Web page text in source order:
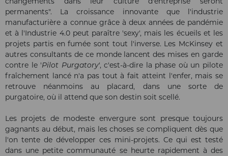
permanents". La croissance innovante que l'industrie
manufacturière a connue grâce à deux années de pandémie
et à l'Industrie 4.0 peut paraître 'sexy', mais les écueils et les
projets partis en fumée sont tout l'inverse. Les McKinsey et
autres consultants de ce monde lancent des mises en garde
contre le 'Pilot Purgatory', c'est-à-dire la phase où un pilote
fraîchement lancé n'a pas tout à fait atteint l'enfer, mais se
retrouve néanmoins au placard, dans une sorte de
purgatoire, où il attend que son destin soit scellé.
Les projets de modeste envergure sont presque toujours
gagnants au début, mais les choses se compliquent dès que
l'on tente de développer ces mini-projets. Ce qui est testé
dans une petite communauté se heurte rapidement à des